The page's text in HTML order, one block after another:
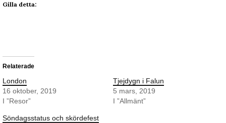
Gilla detta:
Relaterade
London
16 oktober, 2019
I ”Resor”
Tjejdygn i Falun
5 mars, 2019
I ”Allmänt”
Söndagsstatus och skördefest